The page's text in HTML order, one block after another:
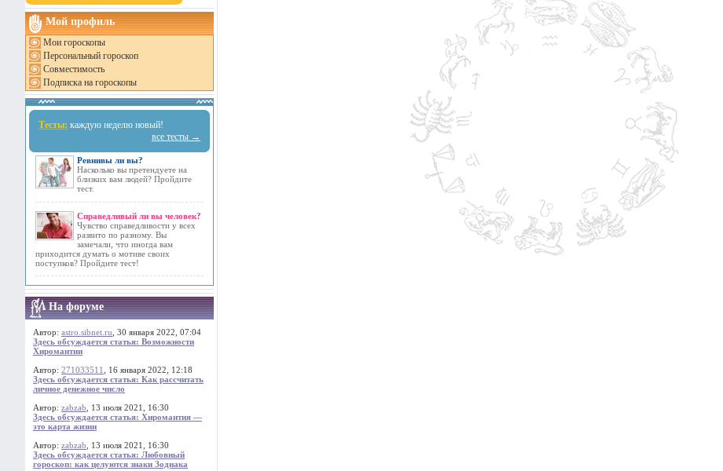
Мой профиль
Мои гороскопы
Персональный гороскоп
Совместимость
Подписка на гороскопы
Тесты: каждую неделю новый!
все тесты →
Ревнивы ли вы?
Насколько вы претендуете на
близких вам людей? Пройдите
тест.
Справедливый ли вы человек?
Чувство справедливости у всех
развито по разному. Вы
замечали, что иногда вам
приходится думать о мотиве своих
поступков? Пройдите тест!
На форуме
Автор: astro.sibnet.ru , 30 января 2022, 07:04
Здесь обсуждается статья: Возможности
Хиромантии
Автор: 271033511
, 16 января 2022, 12:18
Здесь обсуждается статья: Как рассчитать
личное денежное число
Автор: zabzab , 13 июля 2021, 16:30
Здесь обсуждается статья: Хиромантия —
это карта жизни
Автор: zabzab , 13 июля 2021, 16:30
Здесь обсуждается статья: Любовный
гороскоп: как целуются знаки Зодиака